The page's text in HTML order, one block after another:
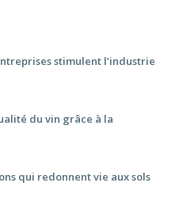
stimulent l’industrie
du vin grâce à la
qui redonnent vie aux sols